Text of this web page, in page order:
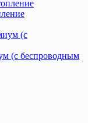
(с беспроводным